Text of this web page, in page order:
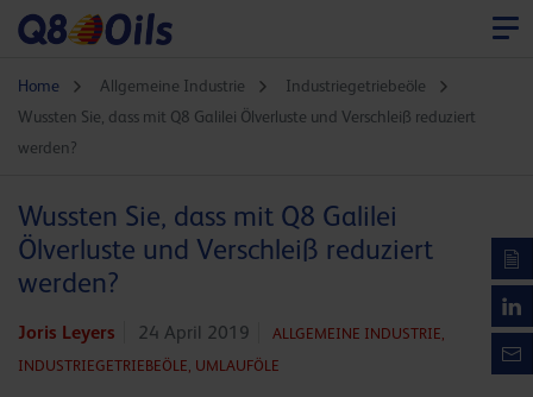
Home Allgemeine Industrie
Industriegetriebeöle
Wussten Sie, dass mit Q8 Galilei Ölverluste und Verschleiß reduziert
werden?
Wussten Sie, dass mit Q8 Galilei
Ölverluste und Verschleiß reduziert
werden?
Joris Leyers 24 April 2019
ALLGEMEINE INDUSTRIE,
INDUSTRIEGETRIEBEÖLE, UMLAUFÖLE